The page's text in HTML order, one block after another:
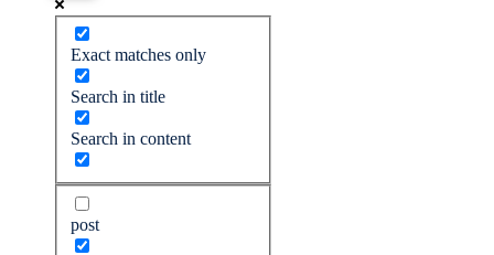
Exact matches only
Search in title
Search in content
post